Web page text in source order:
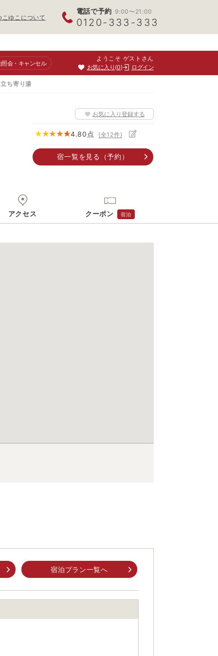
こゆこについて
電話で予約 9:00〜21:00
0120-333-333
照会・キャンセル
ようこそ ゲストさん
お気に入り 0 ログイン
ち寄り湯
お気に入り登録する
4.80 点 (全12件)
宿一覧を見る （予約）
アクセス クーポン 宿泊
宿泊プラン一覧へ